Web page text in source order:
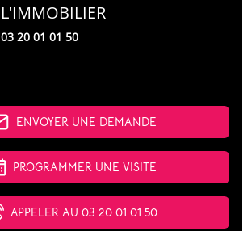
L'IMMOBILIER
03 20 01 01 50
ENVOYER UNE DEMANDE
PROGRAMMER UNE VISITE
APPELER AU 03 20 01 01 50